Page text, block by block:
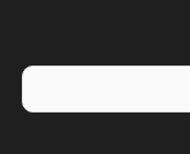
Buscar